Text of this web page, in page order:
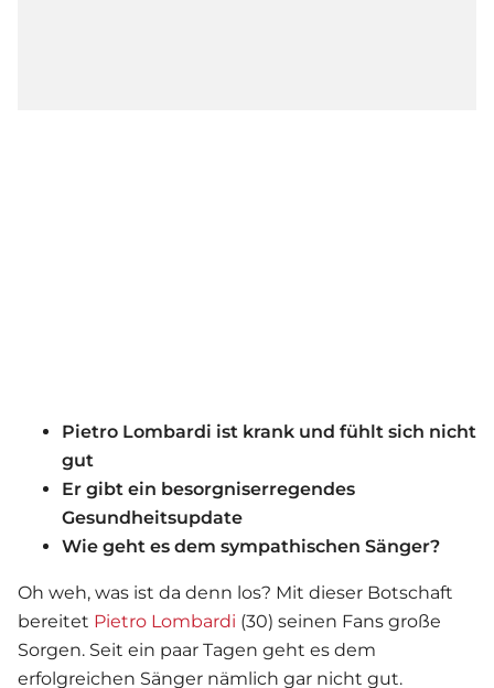
Pietro Lombardi ist krank und fühlt sich nicht
gut
Er gibt ein besorgniserregendes
Gesundheitsupdate
Wie geht es dem sympathischen Sänger?
Oh weh, was ist da denn los? Mit dieser Botschaft
bereitet Pietro Lombardi (30) seinen Fans große
Sorgen. Seit ein paar Tagen geht es dem
erfolgreichen Sänger nämlich gar nicht gut.